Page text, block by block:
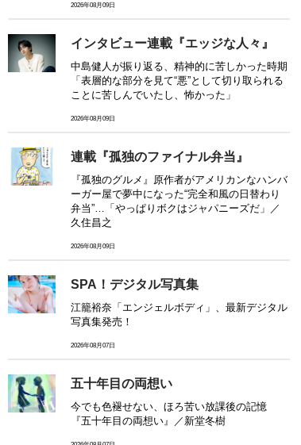
2026年08月09日
インタビュー連載『エッジな人々』
中島健人が振り返る、精神的に苦しかった時期
「表層的な部分を見て“悪”として切り取られる
ことに苦しんでいたし、怖かった」
2026年08月09日
連載『孤独のファイナル弁当』
『孤独のグルメ』原作者がアメリカンなハンバ
ーガー屋で夢中になった“完全和風の日替わり
弁当”…「やっぱりボクはジャパニーズだ」／
久住昌之
2026年08月09日
SPA！デジタル写真集
江籠裕奈「エンジェルボディ」、最新デジタル
写真集発売！
2026年08月07日
五十年目の両想い
今でも色褪せない、ほろ苦い放課後の記憶
『五十年目の両想い』／新堂冬樹